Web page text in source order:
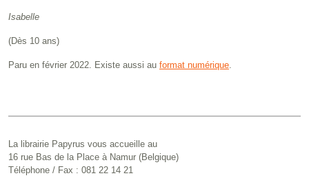
Isabelle
(Dès 10 ans)
Paru en février 2022. Existe aussi au format numérique.
La librairie Papyrus vous accueille au
16 rue Bas de la Place à Namur (Belgique)
Téléphone / Fax : 081 22 14 21